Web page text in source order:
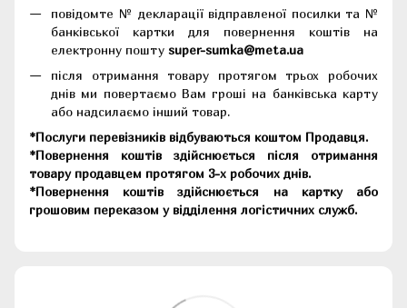
повідомте № декларації відправленої посилки та №
банківської картки для повернення коштів на
електронну пошту super-sumka@meta.ua
після отримання товару протягом трьох робочих
днів ми повертаємо Вам гроші на банківська карту
або надсилаємо інший товар.
*Послуги перевізників відбуваються коштом Продавця.
*Повернення коштів здійснюється після отримання
товару продавцем протягом 3-х робочих днів.
*Повернення коштів здійснюється на картку або
грошовим переказом у відділення логістичних служб.